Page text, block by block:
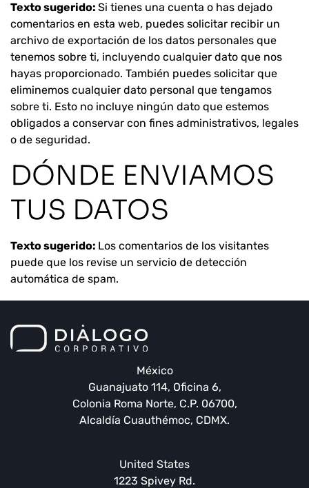
Texto sugerido: Si tienes una cuenta o has dejado
comentarios en esta web, puedes solicitar recibir un
archivo de exportación de los datos personales que
tenemos sobre ti, incluyendo cualquier dato que nos
hayas proporcionado. También puedes solicitar que
eliminemos cualquier dato personal que tengamos
sobre ti. Esto no incluye ningún dato que estemos
obligados a conservar con fines administrativos, legales
o de seguridad.
DÓNDE ENVIAMOS
TUS DATOS
Texto sugerido: Los comentarios de los visitantes
puede que los revise un servicio de detección
automática de spam.
México
Guanajuato 114, Oficina 6,
Colonia Roma Norte, C.P. 06700,
Alcaldía Cuauthémoc, CDMX.
United States
1223 Spivey Rd.